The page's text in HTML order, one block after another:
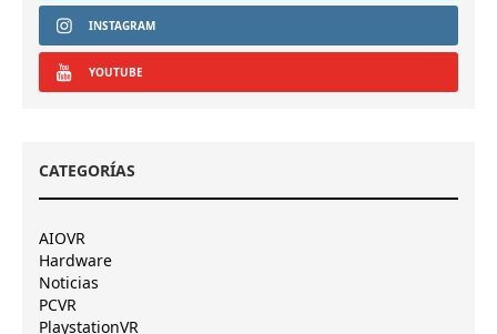
INSTAGRAM
YOUTUBE
CATEGORÍAS
AIOVR
Hardware
Noticias
PCVR
PlaystationVR